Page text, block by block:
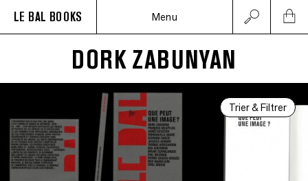
LE BAL BOOKS Menu
DORK ZABUNYAN
Trier & Filtrer